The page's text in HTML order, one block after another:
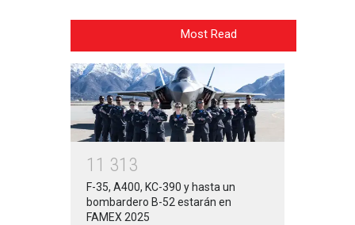
Most Read
1 1 31 3
F-35, A400, KC-390 y hasta un
bombardero B-52 estarán en
FAMEX 2025